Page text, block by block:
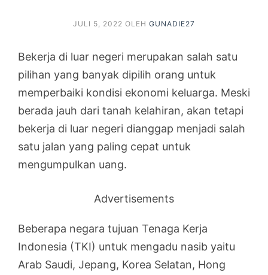
JULI 5, 2022 OLEH GUNADIE27
Bekerja di luar negeri merupakan salah satu
pilihan yang banyak dipilih orang untuk
memperbaiki kondisi ekonomi keluarga. Meski
berada jauh dari tanah kelahiran, akan tetapi
bekerja di luar negeri dianggap menjadi salah
satu jalan yang paling cepat untuk
mengumpulkan uang.
Advertisements
Beberapa negara tujuan Tenaga Kerja
Indonesia (TKI) untuk mengadu nasib yaitu
Arab Saudi, Jepang, Korea Selatan, Hong